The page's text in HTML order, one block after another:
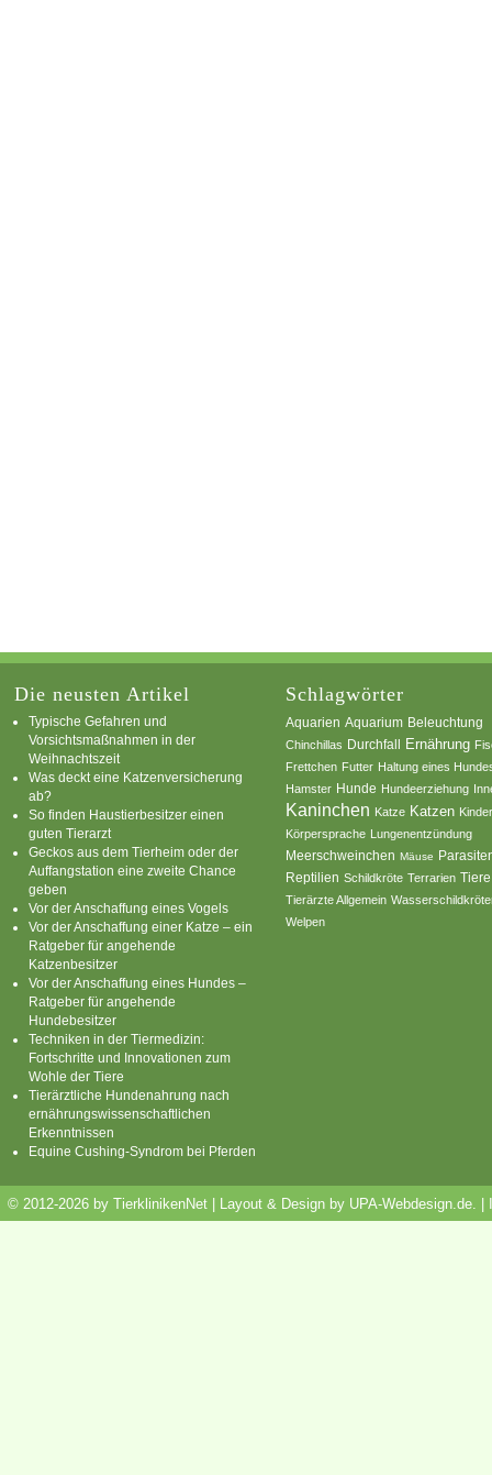
Die neusten Artikel
Typische Gefahren und
Vorsichtsmaßnahmen in der
Weihnachtszeit
Was deckt eine Katzenversicherung
ab?
So finden Haustierbesitzer einen
guten Tierarzt
Geckos aus dem Tierheim oder der
Auffangstation eine zweite Chance
geben
Vor der Anschaffung eines Vogels
Vor der Anschaffung einer Katze – ein
Ratgeber für angehende
Katzenbesitzer
Vor der Anschaffung eines Hundes –
Ratgeber für angehende
Hundebesitzer
Techniken in der Tiermedizin:
Fortschritte und Innovationen zum
Wohle der Tiere
Tierärztliche Hundenahrung nach
ernährungswissenschaftlichen
Erkenntnissen
Equine Cushing-Syndrom bei Pferden
Schlagwörter
Aquarien Aquarium Beleuchtung
Chinchillas Durchfall Ernährung
Frettchen Futter Haltung eines
Hamster Hunde Hundeerziehung
Kaninchen Katze Katzen
Körpersprache Lungenentzündung
Meerschweinchen Mäuse
Reptilien Schildkröte Terrarien Tiere
Tierärzte Allgemein
Welpen
© 2012-2026 by TierklinikenNet | Layout & Design by UPA-Webdesign.de.